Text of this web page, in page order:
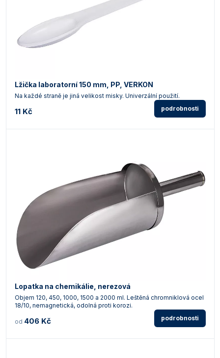
Lžička laboratorní 150 mm, PP, VERKON
Na každé straně je jiná velikost misky. Univerzální použití.
11 Kč podrobnosti
Lopatka na chemikálie, nerezová
Objem 120, 450, 1000, 1500 a 2000 ml. Leštěná chromniklová ocel
18/10, nemagnetická, odolná proti korozi.
od 406 Kč podrobnosti